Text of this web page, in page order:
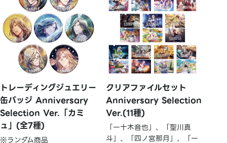
トレーディングジュエリー
缶バッジ Anniversary
Selection Ver.「カミ
ュ」(全7種)
※ランダム商品
クリアファイルセット
Anniversary Selection
Ver.(11種)
「一十木音也」、「聖川真
斗」、「四ノ宮那月」、「一